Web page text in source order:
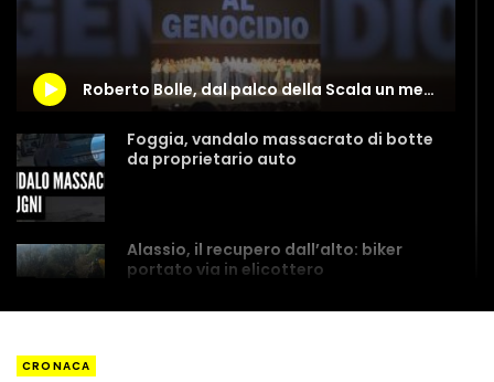
Roberto Bolle, dal palco della Scala un messaggio per Gaza: “Stop al genocidio”
Foggia, vandalo massacrato di botte
da proprietario auto
Alassio, il recupero dall’alto: biker
portato via in elicottero
CRONACA